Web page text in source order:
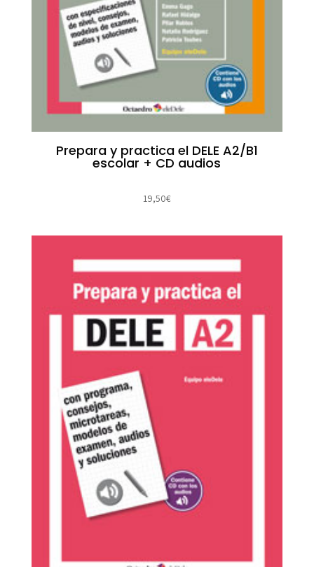
Prepara y practica el DELE A2/B1
escolar + CD audios
19,50€